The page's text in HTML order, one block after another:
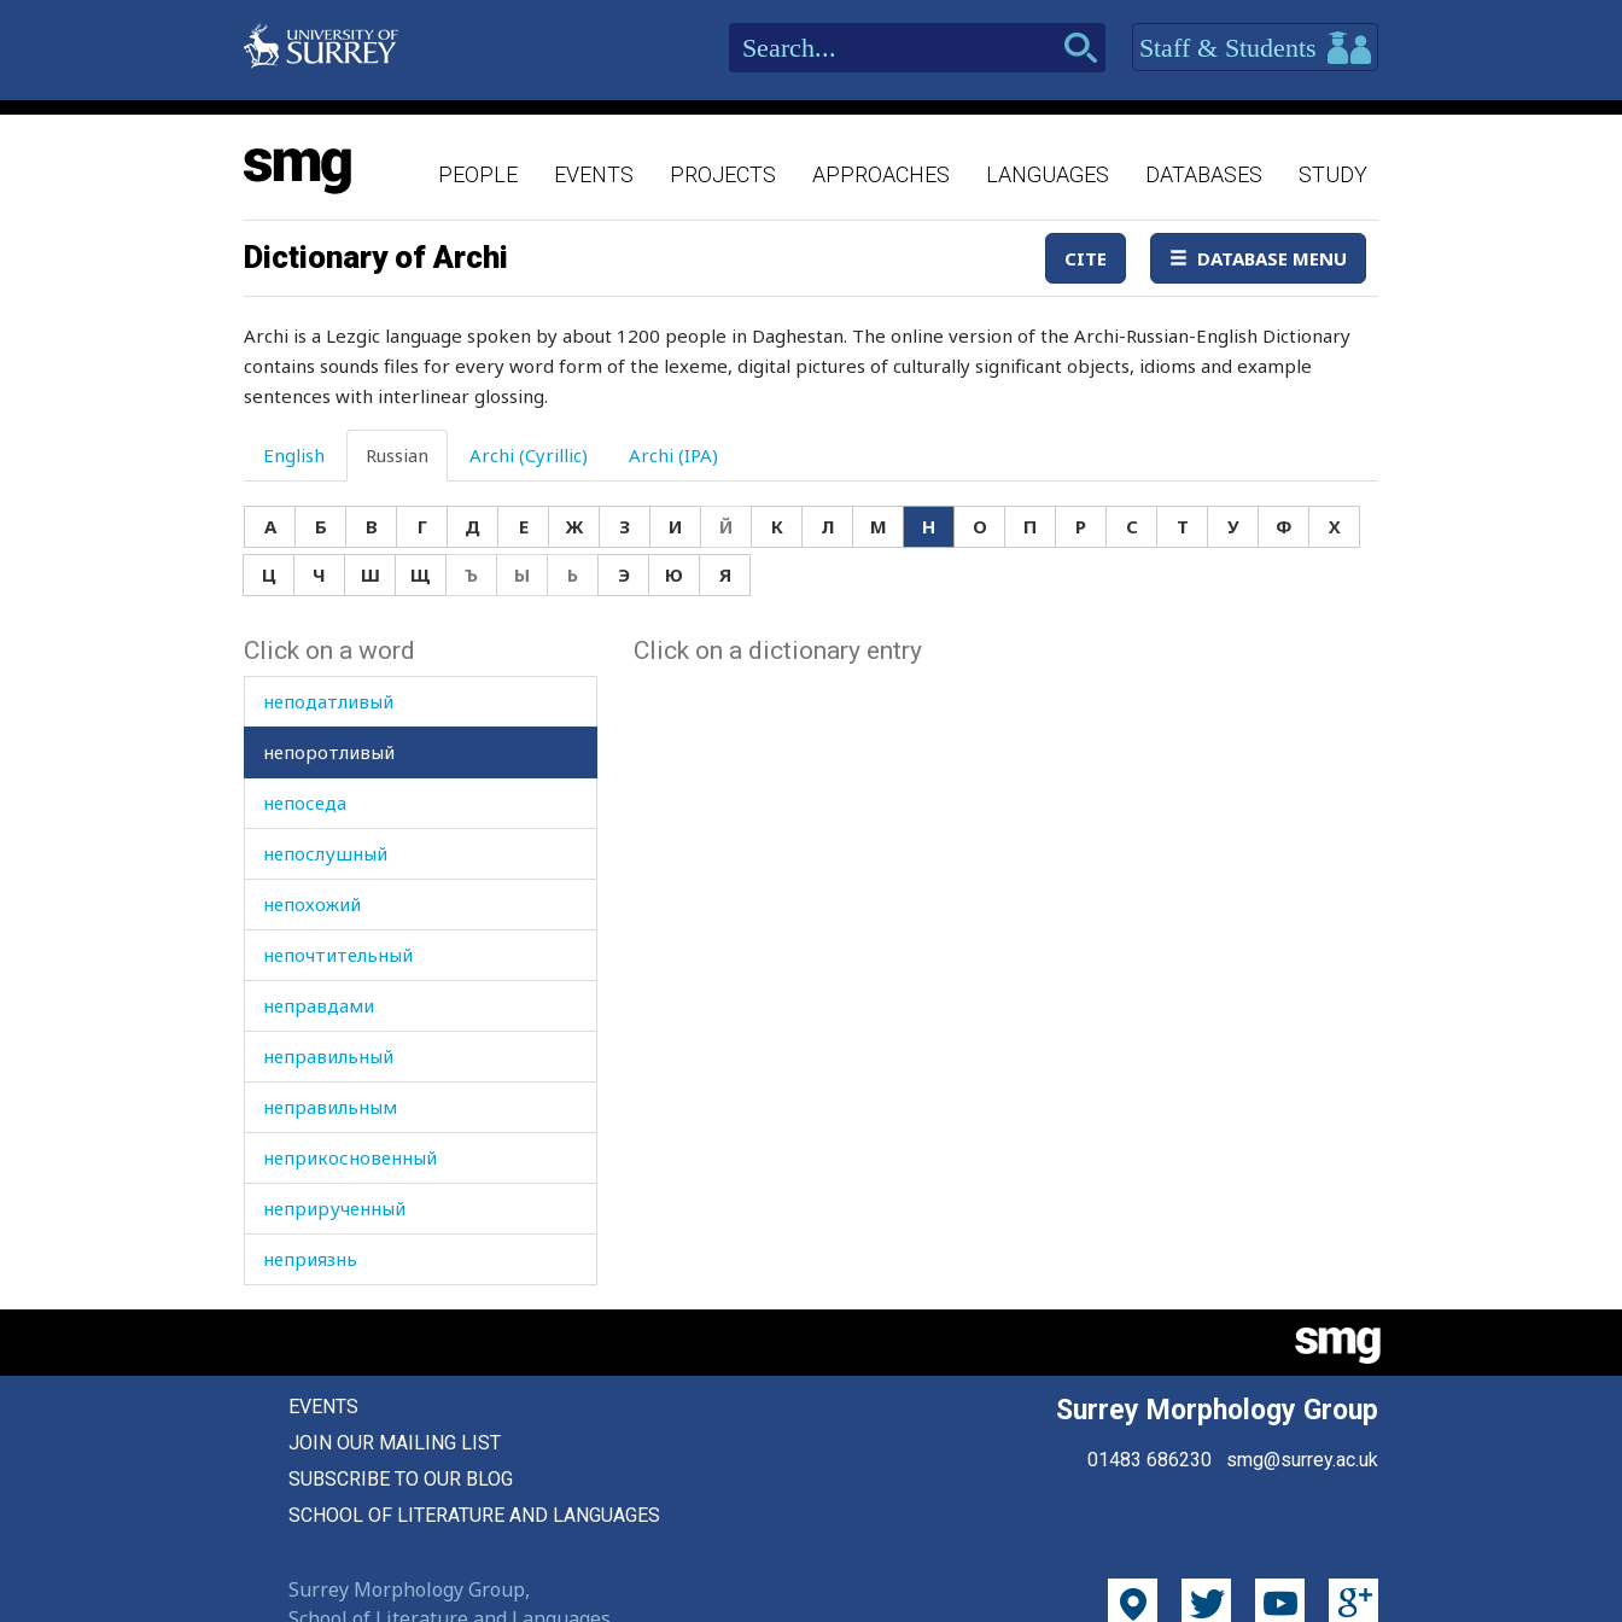
Staff & Students
PEOPLE EVENTS PROJECTS APPROACHES LANGUAGES DATABASES STUDY
Dictionary of Archi CITE DATABASE MENU
Archi is a Lezgic language spoken by about 1200 people in Daghestan. The online version of the Archi-Russian-English Dictionary
contains sounds files for every word form of the lexeme, digital pictures of culturally significant objects, idioms and example
sentences with interlinear glossing.
English Russian Archi (Cyrillic) Archi (IPA)
А Б В Г Д Е Ж З И Й К Л М Н О П Р С Т У Ф
Х
Ц
Ч Ш Щ Ъ Ы Ь Э Ю Я
Click on a word
немножко
ненадежный
ненормальный
ненужный
необидный
необходимость
необходимый
необычный
неопрятный
неохотно
неповоротливый
неподатливый
непоротливый
непоседа
непослушный
непохожий
непочтительный
неправдами
неправильный
неправильным
неприкосновенный
неприрученный
неприязнь
неприятность
непрямой
нервировать
неровный
Click on a dictionary entry
EVENTS
JOIN OUR MAILING LIST
SUBSCRIBE TO OUR BLOG
SCHOOL OF LITERATURE AND LANGUAGES
Surrey Morphology Group
01483 686230 smg@surrey.ac.uk
Surrey Morphology Group,